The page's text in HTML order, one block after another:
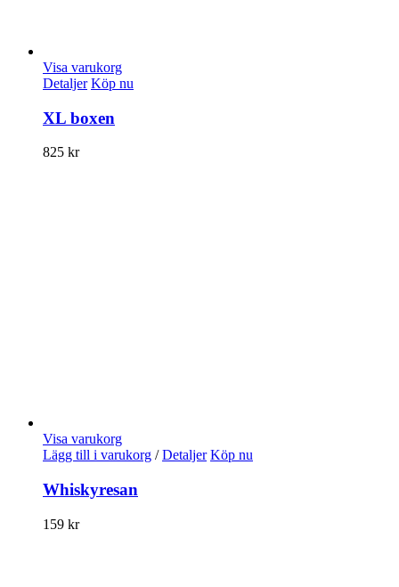
Visa varukorg
Detaljer Köp nu
XL boxen
825 kr
Visa varukorg
Lägg till i varukorg / Detaljer Köp nu
Whiskyresan
159 kr